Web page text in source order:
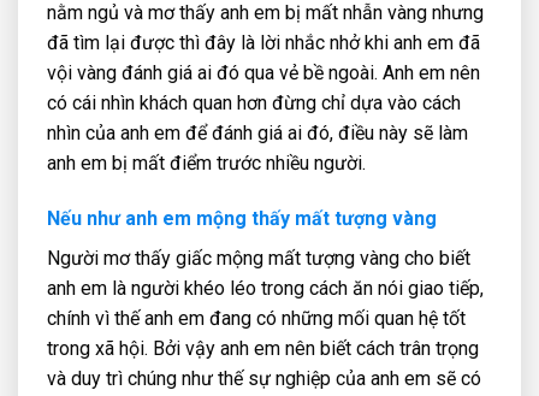
nằm ngủ và mơ thấy anh em bị mất nhẫn vàng nhưng
đã tìm lại được thì đây là lời nhắc nhở khi anh em đã
vội vàng đánh giá ai đó qua vẻ bề ngoài. Anh em nên
có cái nhìn khách quan hơn đừng chỉ dựa vào cách
nhìn của anh em để đánh giá ai đó, điều này sẽ làm
anh em bị mất điểm trước nhiều người.
Nếu như anh em mộng thấy mất tượng vàng
Người mơ thấy giấc mộng mất tượng vàng cho biết
anh em là người khéo léo trong cách ăn nói giao tiếp,
chính vì thế anh em đang có những mối quan hệ tốt
trong xã hội. Bởi vậy anh em nên biết cách trân trọng
và duy trì chúng như thế sự nghiệp của anh em sẽ có